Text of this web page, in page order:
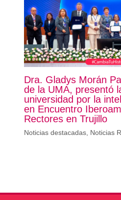
Dra. Gladys Morán
de la UMA, presentó
universidad por la
en Encuentro
Rectores en Trujillo
Noticias destacadas, Noticias